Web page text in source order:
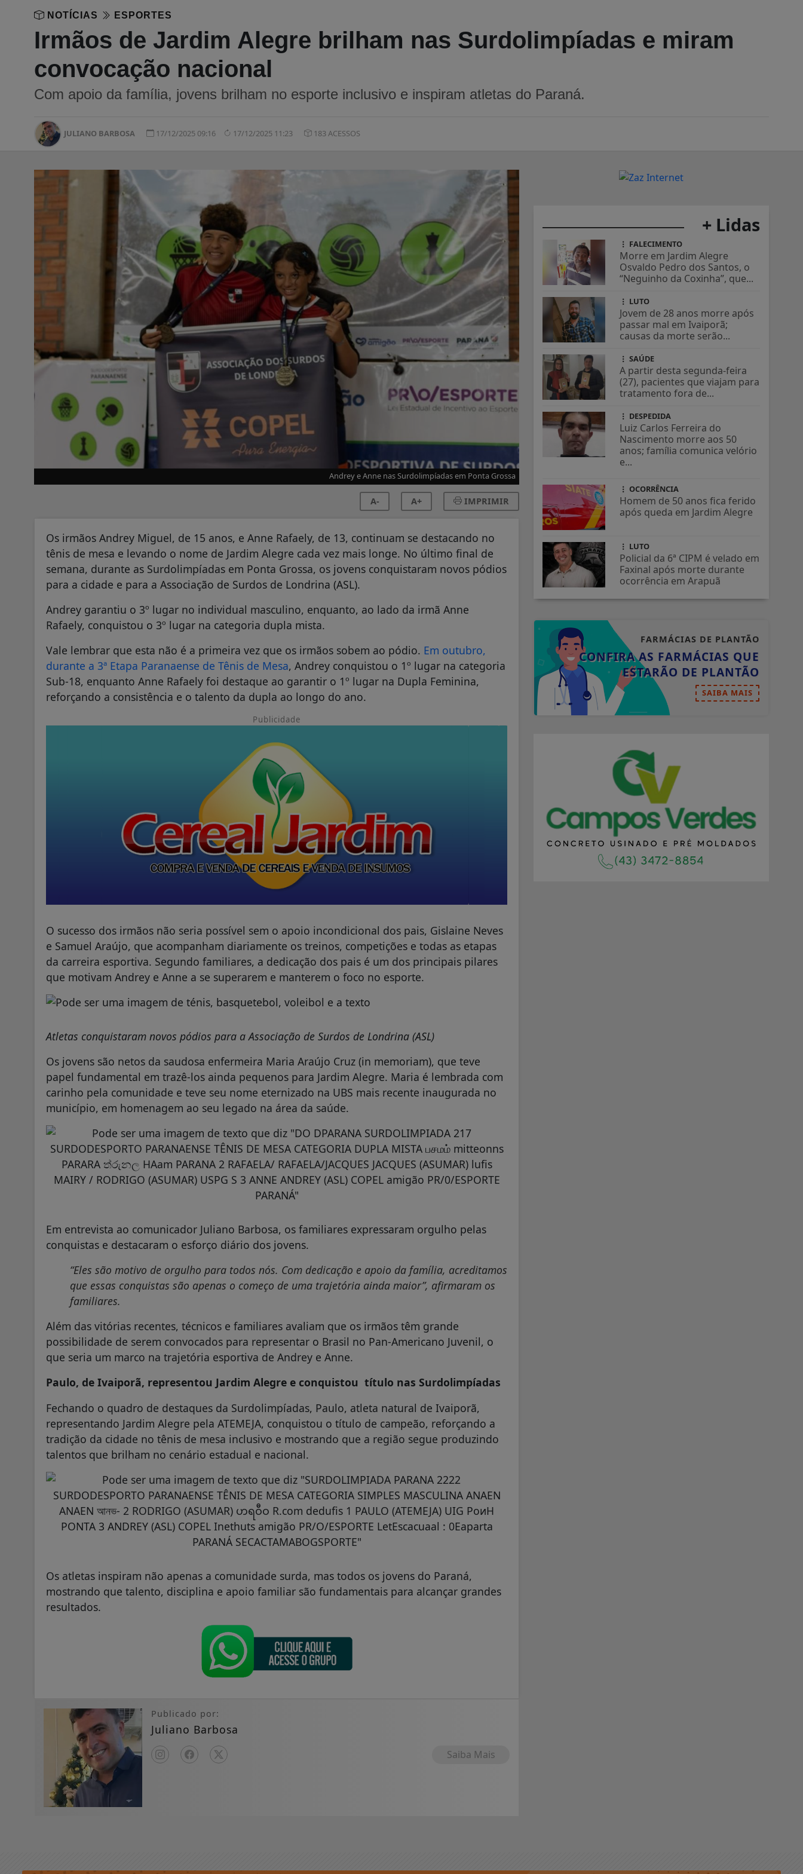
NOTÍCIAS ESPORTES
Irmãos de Jardim Alegre brilham nas Surdolimpíadas e miram
convocação nacional
Com apoio da família, jovens brilham no esporte inclusivo e inspiram atletas do Paraná.
JULIANO BARBOSA 17/12/2025 09:16 17/12/2025 11:23 183 ACESSOS
Andrey e Anne nas Surdolimpíadas em Ponta Grossa
A- A+ IMPRIMIR
Os irmãos Andrey Miguel, de 15 anos, e Anne Rafaely, de 13, continuam se destacando no
tênis de mesa e levando o nome de Jardim Alegre cada vez mais longe. No último final de
semana, durante as Surdolimpíadas em Ponta Grossa, os jovens conquistaram novos pódios
para a cidade e para a Associação de Surdos de Londrina (ASL).
Andrey garantiu o 3º lugar no individual masculino, enquanto, ao lado da irmã Anne
Rafaely, conquistou o 3º lugar na categoria dupla mista.
Vale lembrar que esta não é a primeira vez que os irmãos sobem ao pódio. Em outubro,
durante a 3ª Etapa Paranaense de Tênis de Mesa, Andrey conquistou o 1º lugar na categoria
Sub-18, enquanto Anne Rafaely foi destaque ao garantir o 1º lugar na Dupla Feminina,
reforçando a consistência e o talento da dupla ao longo do ano.
Publicidade
O sucesso dos irmãos não seria possível sem o apoio incondicional dos pais, Gislaine Neves
e Samuel Araújo, que acompanham diariamente os treinos, competições e todas as etapas
da carreira esportiva. Segundo familiares, a dedicação dos pais é um dos principais pilares
que motivam Andrey e Anne a se superarem e manterem o foco no esporte.
Atletas conquistaram novos pódios para a Associação de Surdos de Londrina (ASL)
Os jovens são netos da saudosa enfermeira Maria Araújo Cruz (in memoriam), que teve
papel fundamental em trazê-los ainda pequenos para Jardim Alegre. Maria é lembrada com
carinho pela comunidade e teve seu nome eternizado na UBS mais recente inaugurada no
município, em homenagem ao seu legado na área da saúde.
Em entrevista ao comunicador Juliano Barbosa, os familiares expressaram orgulho pelas
conquistas e destacaram o esforço diário dos jovens.
“Eles são motivo de orgulho para todos nós. Com dedicação e apoio da família, acreditamos
que essas conquistas são apenas o começo de uma trajetória ainda maior”, afirmaram os
familiares.
Além das vitórias recentes, técnicos e familiares avaliam que os irmãos têm grande
possibilidade de serem convocados para representar o Brasil no Pan-Americano Juvenil, o
que seria um marco na trajetória esportiva de Andrey e Anne.
Paulo, de Ivaiporã, representou Jardim Alegre e conquistou título nas Surdolimpíadas
Fechando o quadro de destaques da Surdolimpíadas, Paulo, atleta natural de Ivaiporã,
representando Jardim Alegre pela ATEMEJA, conquistou o título de campeão, reforçando a
tradição da cidade no tênis de mesa inclusivo e mostrando que a região segue produzindo
talentos que brilham no cenário estadual e nacional.
Os atletas inspiram não apenas a comunidade surda, mas todos os jovens do Paraná,
mostrando que talento, disciplina e apoio familiar são fundamentais para alcançar grandes
resultados.
Publicado por:
Juliano Barbosa
Saiba Mais
+ Lidas
FALECIMENTO
Morre em Jardim Alegre
Osvaldo Pedro dos Santos, o
“Neguinho da Coxinha”, que...
LUTO
Jovem de 28 anos morre após
passar mal em Ivaiporã;
causas da morte serão...
SAÚDE
A partir desta segunda-feira
(27), pacientes que viajam para
tratamento fora de...
DESPEDIDA
Luiz Carlos Ferreira do
Nascimento morre aos 50
anos; família comunica velório
e...
OCORRÊNCIA
Homem de 50 anos fica ferido
após queda em Jardim Alegre
LUTO
Policial da 6ª CIPM é velado em
Faxinal após morte durante
ocorrência em Arapuã
FARMÁCIAS DE PLANTÃO
CONFIRA AS FARMÁCIAS QUE
ESTARÃO DE PLANTÃO
SAIBA MAIS